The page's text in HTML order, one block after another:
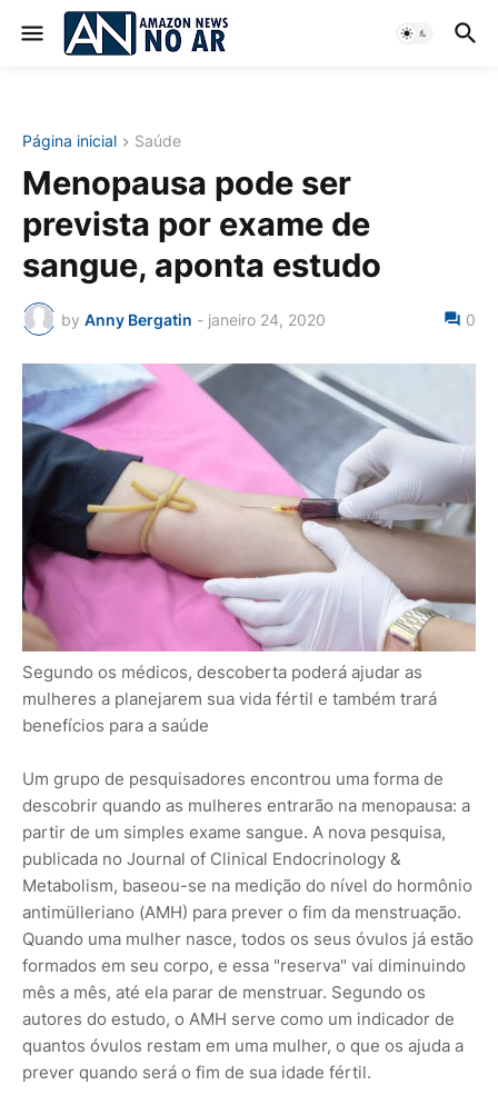
Página inicial Saúde
Menopausa pode ser
prevista por exame de
sangue, aponta estudo
by Anny Bergatin - janeiro 24, 2020 0
Segundo os médicos, descoberta poderá ajudar as
mulheres a planejarem sua vida fértil e também trará
benefícios para a saúde
Um grupo de pesquisadores encontrou uma forma de
descobrir quando as mulheres entrarão na menopausa: a
partir de um simples exame sangue. A nova pesquisa,
publicada no Journal of Clinical Endocrinology &
Metabolism, baseou-se na medição do nível do hormônio
antimülleriano (AMH) para prever o fim da menstruação.
Quando uma mulher nasce, todos os seus óvulos já estão
formados em seu corpo, e essa "reserva" vai diminuindo
mês a mês, até ela parar de menstruar. Segundo os
autores do estudo, o AMH serve como um indicador de
quantos óvulos restam em uma mulher, o que os ajuda a
prever quando será o fim de sua idade fértil.